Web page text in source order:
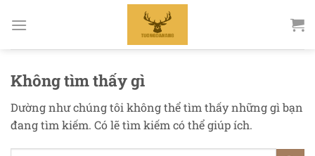
qua
Không tìm thấy gì
Dường như chúng tôi không thể tìm thấy những gì bạn
đang tìm kiếm. Có lẽ tìm kiếm có thể giúp ích.